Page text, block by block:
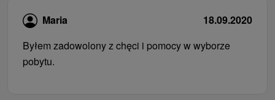
Maria
18.09.2020
Byłem zadowolony z chęci i pomocy w wyborze
pobytu.